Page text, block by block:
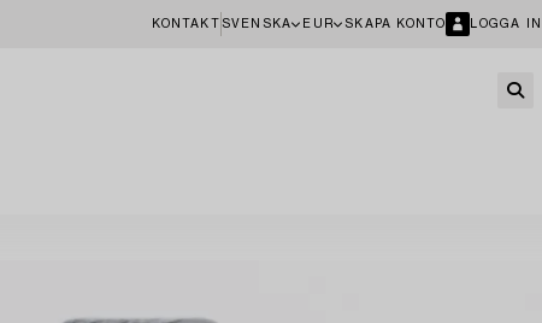
KONTAKT SVENSKA EUR SKAPA KONTO LOGGA IN